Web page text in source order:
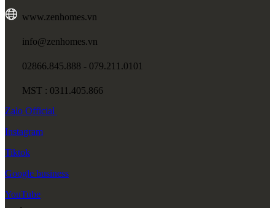
www.zenhomes.vn
info@zenhomes.vn
02866.845.888 - 079.211.0101
MST : 0311.405.866
Zalo Official
Instagram
Tiktok
Google business
YouTube